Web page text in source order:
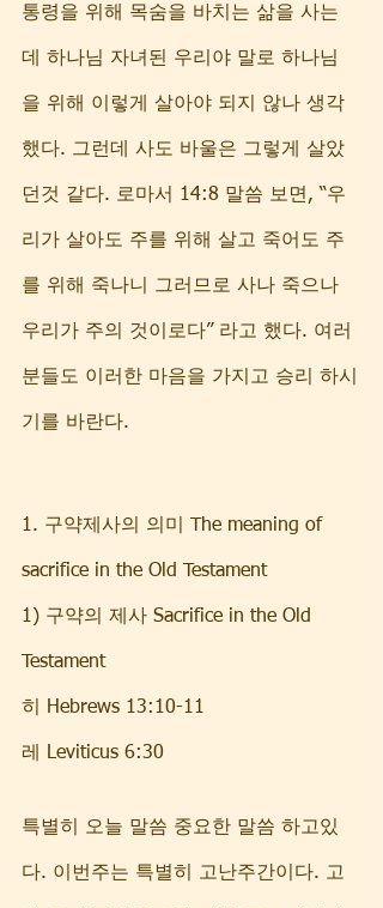
통령을 위해 목숨을 바치는 삶을 사는
데 하나님 자녀된 우리야 말로 하나님
을 위해 이렇게 살아야 되지 않나 생각
했다. 그런데 사도 바울은 그렇게 살았
던것 같다. 로마서 14:8 말씀 보면, “우
리가 살아도 주를 위해 살고 죽어도 주
를 위해 죽나니 그러므로 사나 죽으나
우리가 주의 것이로다” 라고 했다. 여러
분들도 이러한 마음을 가지고 승리 하시
기를 바란다.
1. 구약제사의 의미 The meaning of
sacrifice in the Old Testament
1) 구약의 제사 Sacrifice in the Old
Testament
히 Hebrews 13:10-11
레 Leviticus 6:30
특별히 오늘 말씀 중요한 말씀 하고있
다. 이번주는 특별히 고난주간이다. 고